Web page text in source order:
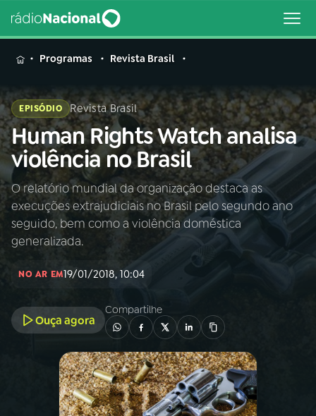
MENU
Buscar
na
Rádio
Nacional
Buscar
AO VIVO
PROGRAMAÇÃO
PROGRAMAS
Programas Revista Brasil
EPISÓDIO Revista Brasil
Human Rights Watch analisa
violência no Brasil
O relatório mundial da organização destaca as
execuções extrajudiciais no Brasil pelo segundo ano
seguido, bem como a violência doméstica
generalizada.
NO AR EM19/01/2018, 10:04
Ouça agora
Compartilhe